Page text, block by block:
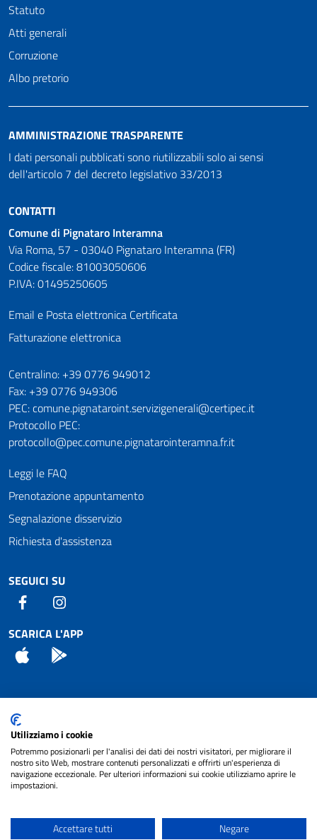
Statuto
Atti generali
Corruzione
Albo pretorio
AMMINISTRAZIONE TRASPARENTE
I dati personali pubblicati sono riutilizzabili solo ai sensi
dell'articolo 7 del decreto legislativo 33/2013
CONTATTI
Comune di Pignataro Interamna
Via Roma, 57 - 03040 Pignataro Interamna (FR)
Codice fiscale: 81003050606
P.IVA: 01495250605
Email e Posta elettronica Certificata
Fatturazione elettronica
Numeri utili
Centralino: +39 0776 949012
Fax: +39 0776 949306
PEC: comune.pignataroint.servizigenerali@certipec.it
Protocollo PEC:
protocollo@pec.comune.pignatarointeramna.fr.it
Leggi le FAQ
Prenotazione appuntamento
Segnalazione disservizio
Richiesta d'assistenza
SEGUICI SU
Facebook
SCARICA L'APP
App Store
Attuazione Misure PNRR
Piano di miglioramento del sito
Note legali
cura diNET SMART
Utilizziamo i cookie
Potremmo posizionarli per l'analisi dei dati dei nostri visitatori, per migliorare il
nostro sito Web, mostrare contenuti personalizzati e offrirti un'esperienza di
navigazione eccezionale. Per ulteriori informazioni sui cookie utilizziamo aprire le
impostazioni.
Accettare tutti Negare